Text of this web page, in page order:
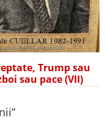
Trump sau
sau pace (VII)
”